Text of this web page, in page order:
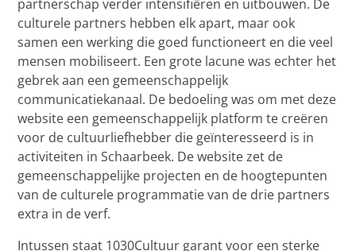
partnerschap verder intensifiëren en uitbouwen. De
culturele partners hebben elk apart, maar ook
samen een werking die goed functioneert en die veel
mensen mobiliseert. Een grote lacune was echter het
gebrek aan een gemeenschappelijk
communicatiekanaal. De bedoeling was om met deze
website een gemeenschappelijk platform te creëren
voor de cultuurliefhebber die geïnteresseerd is in
activiteiten in Schaarbeek. De website zet de
gemeenschappelijke projecten en de hoogtepunten
van de culturele programmatie van de drie partners
extra in de verf.
Intussen staat 1030Cultuur garant voor een sterke